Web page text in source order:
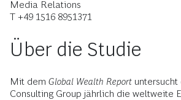
Media Relations
T +49 1516 8951371
Über die Studie
Mit dem Global Wealth Report
Consulting Group jährlich die welt­weite